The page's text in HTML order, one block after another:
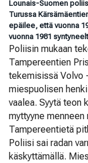
Lounais-Suomen
Turussa
epäilee, että vuonna
vuonna 1981
Poliisin mukaan
Tampereentien
tekemisissä Volvo
miespuolisen
vaalea. Syytä teon
myttyyne
Tampereentietä
Poliisi sai radan
käskyttämällä.